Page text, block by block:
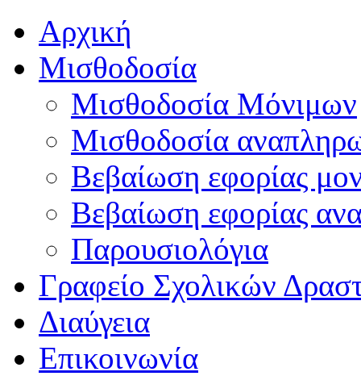
Αρχική
Μισθοδοσία
Μισθοδοσία Μόνιμων
Μισθοδοσία
Βεβαίωση εφορίας
Βεβαίωση εφορίας
Παρουσιολόγια
Γραφείο Σχολικών
Διαύγεια
Επικοινωνία